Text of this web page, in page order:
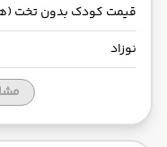
قیمت کودک بدون تخت
نوزاد